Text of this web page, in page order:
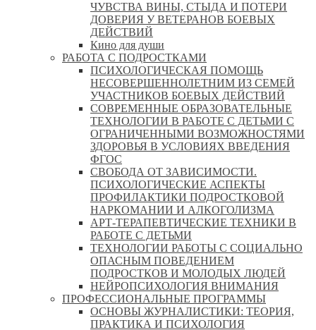
ЧУВСТВА ВИНЫ, СТЫДА И ПОТЕРИ
ДОВЕРИЯ У ВЕТЕРАНОВ БОЕВЫХ
ДЕЙСТВИЙ
Кино для души
РАБОТА С ПОДРОСТКАМИ
ПСИХОЛОГИЧЕСКАЯ ПОМОЩЬ
НЕСОВЕРШЕННОЛЕТНИМ ИЗ СЕМЕЙ
УЧАСТНИКОВ БОЕВЫХ ДЕЙСТВИЙ
СОВРЕМЕННЫЕ ОБРАЗОВАТЕЛЬНЫЕ
ТЕХНОЛОГИИ В РАБОТЕ С ДЕТЬМИ С
ОГРАНИЧЕННЫМИ ВОЗМОЖНОСТЯМИ
ЗДОРОВЬЯ В УСЛОВИЯХ ВВЕДЕНИЯ
ФГОС
СВОБОДА ОТ ЗАВИСИМОСТИ.
ПСИХОЛОГИЧЕСКИЕ АСПЕКТЫ
ПРОФИЛАКТИКИ ПОДРОСТКОВОЙ
НАРКОМАНИИ И АЛКОГОЛИЗМА
АРТ-ТЕРАПЕВТИЧЕСКИЕ ТЕХНИКИ В
РАБОТЕ С ДЕТЬМИ
ТЕХНОЛОГИИ РАБОТЫ С СОЦИАЛЬНО
ОПАСНЫМ ПОВЕДЕНИЕМ
ПОДРОСТКОВ И МОЛОДЫХ ЛЮДЕЙ
НЕЙРОПСИХОЛОГИЯ ВНИМАНИЯ
ПРОФЕССИОНАЛЬНЫЕ ПРОГРАММЫ
ОСНОВЫ ЖУРНАЛИСТИКИ: ТЕОРИЯ,
ПРАКТИКА И ПСИХОЛОГИЯ